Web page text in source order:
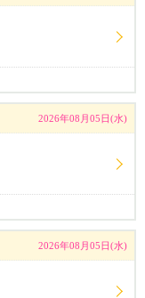
2026年08月05日(水)
2026年08月05日(水)